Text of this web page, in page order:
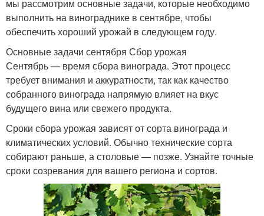
мы рассмотрим основные задачи, которые необходимо
выполнить на винограднике в сентябре, чтобы
обеспечить хороший урожай в следующем году.
Основные задачи сентября Сбор урожая
Сентябрь — время сбора винограда. Этот процесс
требует внимания и аккуратности, так как качество
собранного винограда напрямую влияет на вкус
будущего вина или свежего продукта.
Сроки сбора урожая зависят от сорта винограда и
климатических условий. Обычно технические сорта
собирают раньше, а столовые — позже. Узнайте точные
сроки созревания для вашего региона и сортов.